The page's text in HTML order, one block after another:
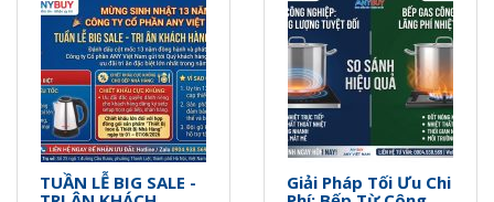
TUẦN LỄ BIG SALE -
Giải Pháp Tối Ưu Chi